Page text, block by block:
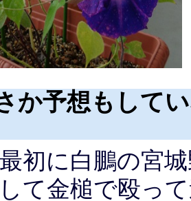
か予想もして
初に白鵬の宮
て金槌で殴っ